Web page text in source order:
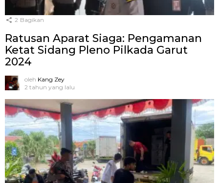
2 Bagikan
Ratusan Aparat Siaga: Pengamanan
Ketat Sidang Pleno Pilkada Garut
2024
oleh Kang Zey
2 tahun yang lalu